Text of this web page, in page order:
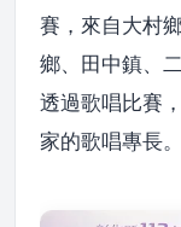
賽，來自大村
鄉、田中鎮、
透過歌唱比賽
家的歌唱專長。